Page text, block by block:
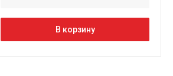
В корзину